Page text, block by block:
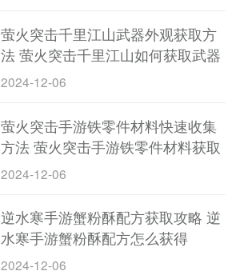
萤火突击千里江山武器外观获取方
法 萤火突击千里江山如何获取武器
外观
2024-12-06
萤火突击手游铁零件材料快速收集
方法 萤火突击手游铁零件材料获取
地点大全
2024-12-06
逆水寒手游蟹粉酥配方获取攻略 逆
水寒手游蟹粉酥配方怎么获得
2024-12-06